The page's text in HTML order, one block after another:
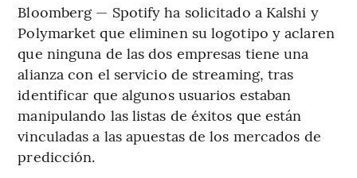
Bloomberg — Spotify ha solicitado a Kalshi y
Polymarket que eliminen su logotipo y aclaren
que ninguna de las dos empresas tiene una
alianza con el servicio de streaming, tras
identificar que algunos usuarios estaban
manipulando las listas de éxitos que están
vinculadas a las apuestas de los mercados de
predicción.